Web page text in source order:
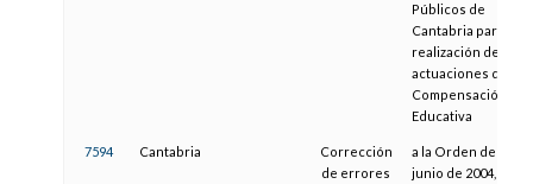
Públicos de
Cantabria para la
realización de
actuaciones de
Compensación
Educativa
7594 Cantabria
Corrección
de errores
a la Orden de 17 de
junio de 2004, por la